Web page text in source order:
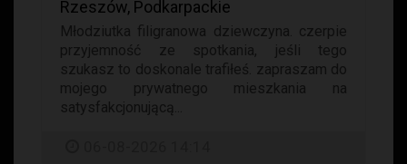
Rzeszów, Podkarpackie
Młodziutka filigranowa dziewczyna. czerpie
przyjemność ze spotkania, jeśli tego
szukasz to doskonale trafiłeś. zapraszam do
mojego prywatnego mieszkania na
satysfakcjonującą...